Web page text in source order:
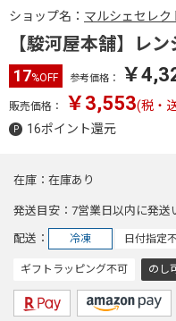
ショップ名： マルシェセレク
【駿河屋本舗】レ
17%OFF 参考価格： ￥
販売価格： ￥3,553(税・
16ポイント還元
在庫 在庫あり
発送目安 7営業日以内に発送
配送 冷凍 日付指定
ギフトラッピング不可 のし